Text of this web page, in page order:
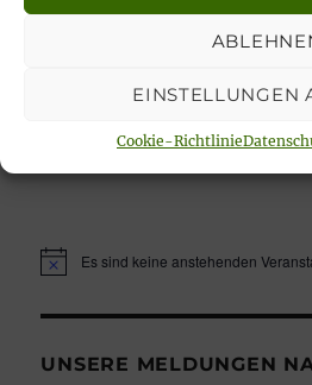
EINSTELLUNGEN
Cookie-Richtlinie
H
w
i
Es sind keine anstehenden
UNSERE MELDUNGEN